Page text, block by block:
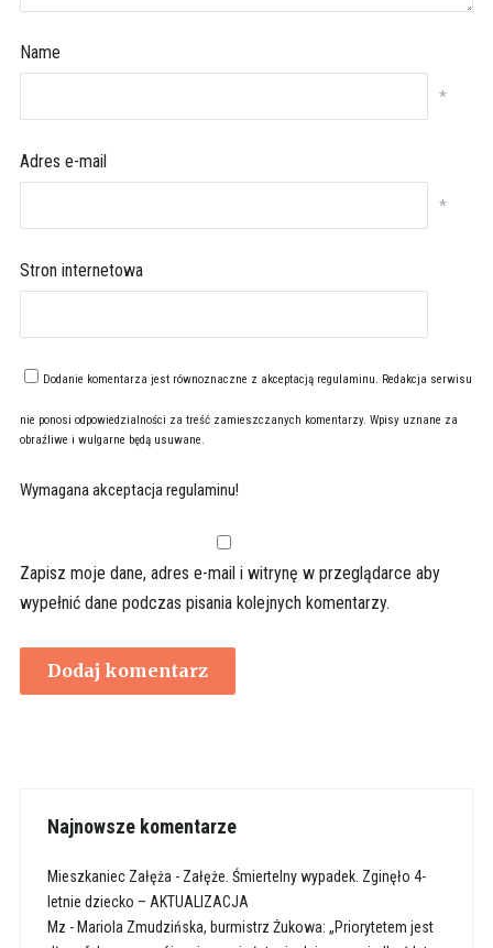
Name
*
Adres e-mail
*
Stron internetowa
Dodanie komentarza jest równoznaczne z akceptacją regulaminu. Redakcja serwisu
nie ponosi odpowiedzialności za treść zamieszczanych komentarzy. Wpisy uznane za
obraźliwe i wulgarne będą usuwane.
Wymagana akceptacja regulaminu!
Zapisz moje dane, adres e-mail i witrynę w przeglądarce aby
wypełnić dane podczas pisania kolejnych komentarzy.
Najnowsze komentarze
Mieszkaniec Załęża - Załęże. Śmiertelny wypadek. Zginęło 4-
letnie dziecko – AKTUALIZACJA
Mz - Mariola Zmudzińska, burmistrz Żukowa: „Priorytetem jest